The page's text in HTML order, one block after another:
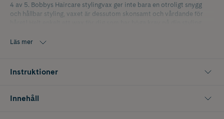
4 av 5. Bobbys Haircare stylingvax ger inte bara en otroligt snygg
och hållbar styling, vaxet är dessutom skonsamt och vårdande för
Läs mer
Instruktioner
Innehåll